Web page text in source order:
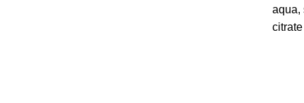
aqua,
citrate